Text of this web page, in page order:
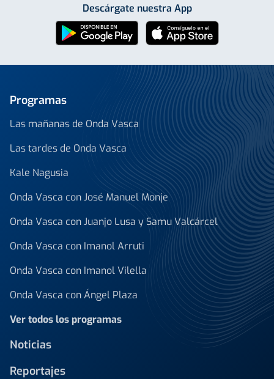
Descárgate nuestra App
Programas
Las mañanas de Onda Vasca
Las tardes de Onda Vasca
Kale Nagusia
Onda Vasca con José Manuel Monje
Onda Vasca con Juanjo Lusa y Samu Valcárcel
Onda Vasca con Imanol Arruti
Onda Vasca con Imanol Vilella
Onda Vasca con Ángel Plaza
Ver todos los programas
Noticias
Reportajes